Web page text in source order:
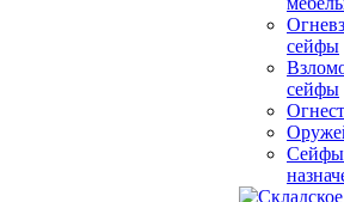
сейфы
сейфы